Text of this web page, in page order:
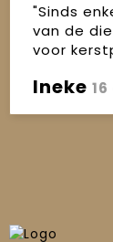
"Sinds
van de
voor
Ineke